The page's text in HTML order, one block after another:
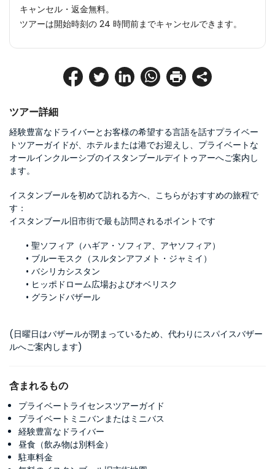
ツアー詳細
経験豊富なドライバーとお客様の希望する言語を話すプライベー
トツアーガイドが、ホテルまたは港でお迎えし、プライベートな
オールインクルーシブのイスタンブールデイトゥアーへご案内し
ます。
イスタンブールを初めて訪れる方へ、こちらがおすすめの旅程で
す：
イスタンブール旧市街で最も訪問されるポイントです
聖ソフィア（ハギア・ソフィア、アヤソフィア）
ブルーモスク（スルタンアフメト・ジャミイ）
バシリカシスタン
ヒッポドローム広場およびオベリスク
グランドバザール
(日曜日はバザールが閉まっているため、代わりにスパイスバザー
ルへご案内します)
含まれるもの
プライベートライセンスツアーガイド
プライベートミニバンまたはミニバス
経験豊富なドライバー
昼食（飲み物は別料金）
駐車料金
キャンセル・返金無料。
ツアーは開始時刻の 24 時間前までキャンセルできます。